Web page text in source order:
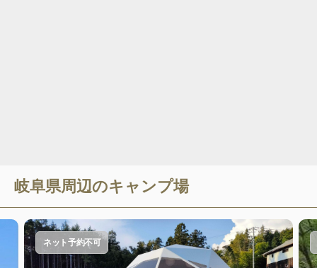
岐阜県周辺のキャンプ場
ネット予約不可